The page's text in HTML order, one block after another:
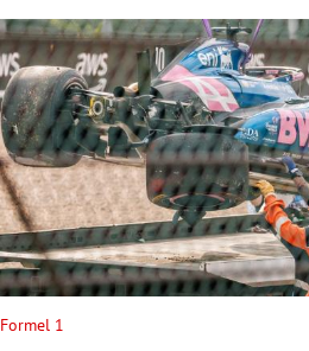
Formel 1